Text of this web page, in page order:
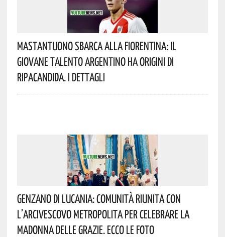
Mastantuono Sbarca Alla Fiorentina: Il
Giovane Talento Argentino Ha Origini Di
Ripacandida. I Dettagli
Genzano Di Lucania: Comunità Riunita Con
L’Arcivescovo Metropolita Per Celebrare La
Madonna Delle Grazie. Ecco Le Foto